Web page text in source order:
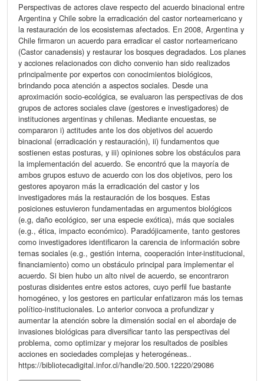
Perspectivas de actores clave respecto del acuerdo binacional entre
Argentina y Chile sobre la erradicación del castor norteamericano y
la restauración de los ecosistemas afectados. En 2008, Argentina y
Chile firmaron un acuerdo para erradicar el castor norteamericano
(Castor canadensis) y restaurar los bosques degradados. Los planes
y acciones relacionados con dicho convenio han sido realizados
principalmente por expertos con conocimientos biológicos,
brindando poca atención a aspectos sociales. Desde una
aproximación socio-ecológica, se evaluaron las perspectivas de dos
grupos de actores sociales clave (gestores e investigadores) de
instituciones argentinas y chilenas. Mediante encuestas, se
compararon i) actitudes ante los dos objetivos del acuerdo
binacional (erradicación y restauración), ii) fundamentos que
sostienen estas posturas, y iii) opiniones sobre los obstáculos para
la implementación del acuerdo. Se encontró que la mayoría de
ambos grupos estuvo de acuerdo con los dos objetivos, pero los
gestores apoyaron más la erradicación del castor y los
investigadores más la restauración de los bosques. Estas
posiciones estuvieron fundamentadas en argumentos biológicos
(e.g, daño ecológico, ser una especie exótica), más que sociales
(e.g., ética, impacto económico). Paradójicamente, tanto gestores
como investigadores identificaron la carencia de información sobre
temas sociales (e.g., gestión interna, cooperación inter-institucional,
financiamiento) como un obstáculo principal para implementar el
acuerdo. Si bien hubo un alto nivel de acuerdo, se encontraron
posturas disidentes entre estos actores, cuyo perfil fue bastante
homogéneo, y los gestores en particular enfatizaron más los temas
político-institucionales. Lo anterior convoca a profundizar y
aumentar la atención sobre la dimensión social en el abordaje de
invasiones biológicas para diversificar tanto las perspectivas del
problema, como optimizar y mejorar los resultados de posibles
acciones en sociedades complejas y heterogéneas..
https://bibliotecadigital.infor.cl/handle/20.500.12220/29086